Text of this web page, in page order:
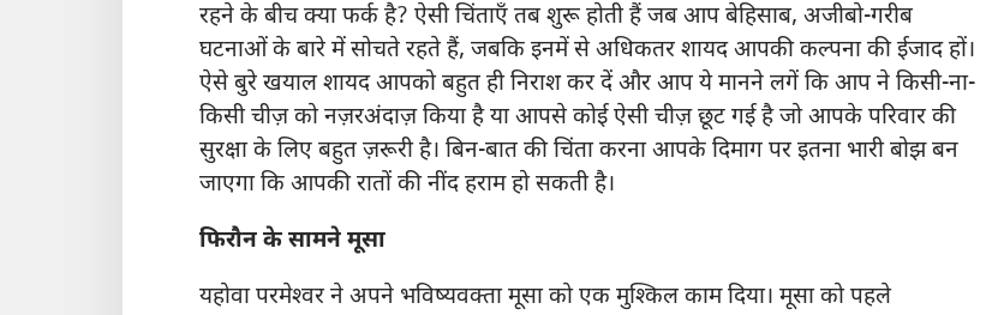
रहने के बीच क्या फर्क है? ऐसी चिंताएँ तब शुरू होती हैं जब आप बेहिसाब, अजीबो-गरीब
घटनाओं के बारे में सोचते रहते हैं, जबकि इनमें से अधिकतर शायद आपकी कल्पना की ईजाद हों।
ऐसे बुरे खयाल शायद आपको बहुत ही निराश कर दें और आप ये मानने लगें कि आप ने किसी-ना-
किसी चीज़ को नज़रअंदाज़ किया है या आपसे कोई ऐसी चीज़ छूट गई है जो आपके परिवार की
सुरक्षा के लिए बहुत ज़रूरी है। बिन-बात की चिंता करना आपके दिमाग पर इतना भारी बोझ बन
जाएगा कि आपकी रातों की नींद हराम हो सकती है।
फिरौन के सामने मूसा
यहोवा परमेश्‍वर ने अपने भविष्यवक्‍ता मूसा को एक मुश्‍किल काम दिया। मूसा को पहले